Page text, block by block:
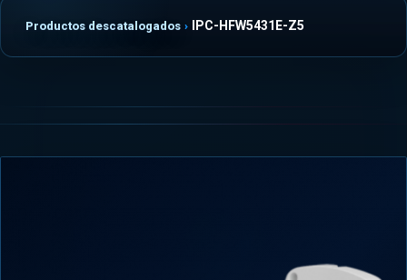
Productos descatalogados IPC-HFW5431E-Z5